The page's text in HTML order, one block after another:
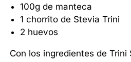
100g de manteca
1 chorrito de Stevia Trini
2 huevos
Con los ingredientes de Trini